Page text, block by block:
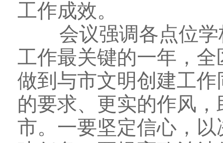
工作成效。
会议强调各点位
工作最关键的一年，
做到与市文明创建工
的要求、更实的作风
市。一要坚定信心，